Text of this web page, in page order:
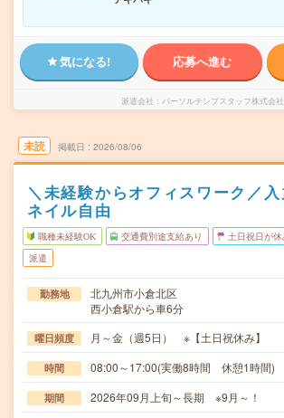
気になる! 応募へ進む
派遣会社 パーソルテンプスタッフ株式会社
未読 掲載日 2026/08/06
＼未経験からオフィスワーク／入
ネイル自由
職種未経験OK 交通費別途支給あり 土日祝日が休
派遣
勤務地
北九州市小倉北区
西小倉駅から車6分
曜日頻度 月～金（週5日） ※【土日祝休み】
時間 08:00～17:00(実働8時間 休憩1時間)
期間 2026年09月上旬～長期 ※9月～！